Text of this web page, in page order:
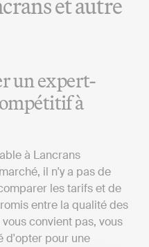
et autre
un expert-
à
à Lancrans
il n'y a pas de
les tarifs et de
entre la qualité des
convient pas, vous
d'opter pour une